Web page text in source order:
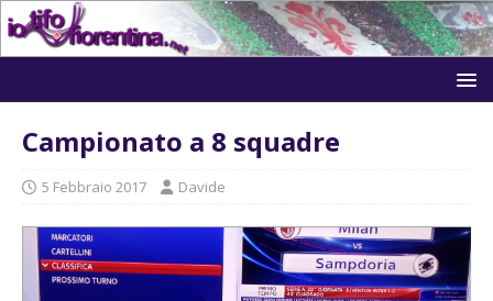
Campionato a 8 squadre
5 Febbraio 2017 Davide